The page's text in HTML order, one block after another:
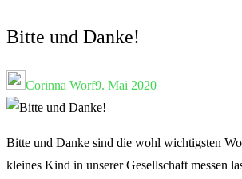
Bitte und Danke!
Corinna Worf9. Mai 2020
Bitte und Danke sind die wohl wichtigsten
kleines Kind in unserer Gesellschaft messen